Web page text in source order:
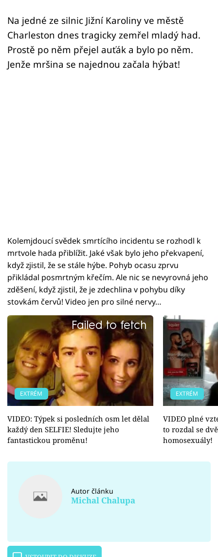
Sledujte nás
Na jedné ze silnic Jižní Karoliny ve městě
Charleston dnes tragicky zemřel mladý had.
Prostě po něm přejel auťák a bylo po něm.
Jenže mršina se najednou začala hýbat!
Kolemjdoucí svědek smrtícího incidentu se rozhodl k
mrtvole hada přiblížit. Jaké však bylo jeho překvapení,
když zjistil, že se stále hýbe. Pohyb ocasu zprvu
přikládal posmrtným křečím. Ale nic se nevyrovná jeho
zděšení, když zjistil, že je zdechlina v pohybu díky
stovkám červů! Video jen pro silné nervy…
Failed to fetch
EXTRÉM
VIDEO: Týpek si posledních osm let dělal
každý den SELFIE! Sledujte jeho
fantastickou proměnu!
EXTRÉM
VIDEO plné
to rozdal se
homosexuály!
Autor článku
Michal Chalupa